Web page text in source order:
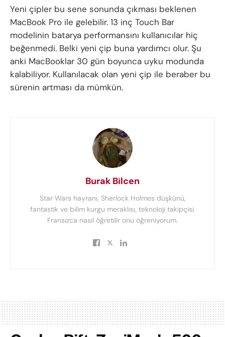
Yeni çipler bu sene sonunda çıkması beklenen
MacBook Pro ile gelebilir. 13 inç Touch Bar
modelinin batarya performansını kullanıcılar hiç
beğenmedi. Belki yeni çip buna yardımcı olur. Şu
anki MacBooklar 30 gün boyunca uyku modunda
kalabiliyor. Kullanılacak olan yeni çip ile beraber bu
sürenin artması da mümkün.
Burak Bilcen
Star Wars hayranı, Sherlock Holmes düşkünü,
fantastik ve bilim kurgu meraklısı, teknoloji takipçisi.
Fransızca nasıl öğretilir onu öğreniyorum.